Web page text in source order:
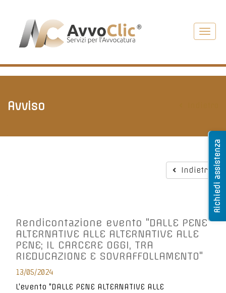
Richiedi assistenza
Avviso
Indietro
Rendicontazione evento "DALLE PENE
ALTERNATIVE ALLE ALTERNATIVE ALLE
PENE; IL CARCERE OGGI, TRA
RIEDUCAZIONE E SOVRAFFOLLAMENTO"
13/05/2024
L'evento "DALLE PENE ALTERNATIVE ALLE